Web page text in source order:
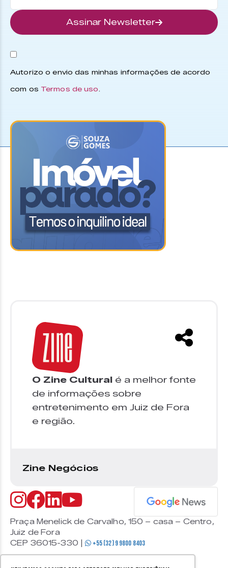
Assinar Newsletter
Autorizo o envio das minhas informações de acordo
com os Termos de uso.
O Zine Cultural é a melhor fonte
de informações sobre
entretenimento em Juiz de Fora
e região.
Zine Negócios
Praça Menelick de Carvalho, 150 – casa – Centro,
Juiz de Fora
CEP 36015-330 |
+55 (32) 9 9800 8403